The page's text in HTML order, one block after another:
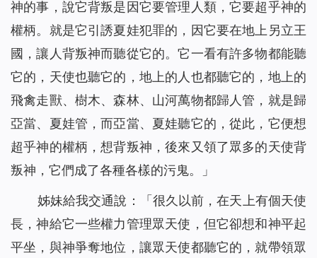
神的事，說它背叛是因它要管理人類，它要超乎神的
權柄。就是它引誘夏娃犯罪的，因它要在地上另立王
國，讓人背叛神而聽從它的。它一看有許多物都能聽
它的，天使也聽它的，地上的人也都聽它的，地上的
飛禽走獸、樹木、森林、山河萬物都歸人管，就是歸
亞當、夏娃管，而亞當、夏娃聽它的，從此，它便想
超乎神的權柄，想背叛神，後來又領了眾多的天使背
叛神，它們成了各種各樣的污鬼。
」
姊妹給我交通說：「很久以前，在天上有個天使
長，神給它一些權力管理眾天使，但它卻想和神平起
平坐，與神爭奪地位，讓眾天使都聽它的，就帶領眾